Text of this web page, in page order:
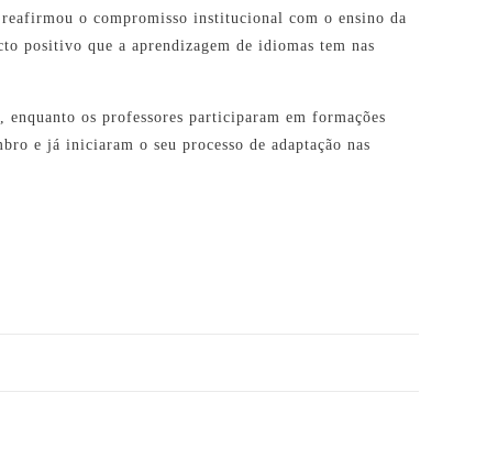
o compromisso institucional com o ensino da
positivo que a aprendizagem de idiomas tem nas
os professores participaram em formações
e já iniciaram o seu processo de adaptação nas